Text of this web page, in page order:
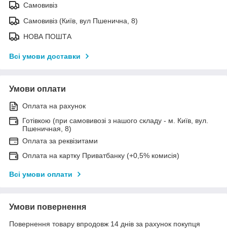
Самовивіз
Самовивіз (Київ, вул Пшенична, 8)
НОВА ПОШТА
Всі умови доставки
Умови оплати
Оплата на рахунок
Готівкою (при самовивозі з нашого складу - м. Київ, вул.
Пшеничная, 8)
Оплата за реквізитами
Оплата на картку Приватбанку (+0,5% комисія)
Всі умови оплати
Умови повернення
Повернення товару впродовж 14 днів за рахунок покупця